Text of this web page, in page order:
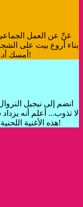
غنِّ عن العمل الجماعي
بناء أروع بيت على
أمسك أدواتك وساعد في بناء أروع بيت على الشجرة!
انضم إلى نيجيل
لا تذوب... أعلم أنه
هذه الأغنية اللحنية! من فضلك لا تذوب... أعلم أنه يزداد سخونة!